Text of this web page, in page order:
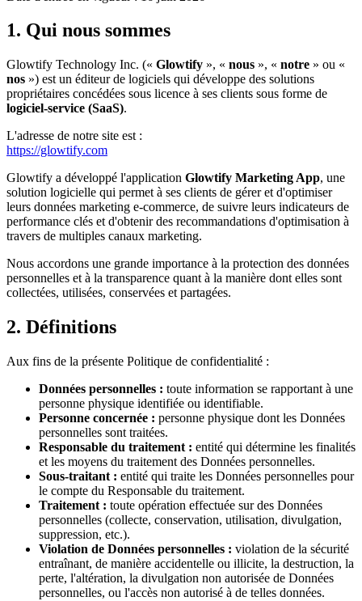
1. Qui nous sommes
Glowtify Technology Inc. (« Glowtify », « nous », « notre » ou «
nos ») est un éditeur de logiciels qui développe des solutions
propriétaires concédées sous licence à ses clients sous forme de
logiciel-service (SaaS).
L'adresse de notre site est :
https://glowtify.com
Glowtify a développé l'application Glowtify Marketing App, une
solution logicielle qui permet à ses clients de gérer et d'optimiser
leurs données marketing e-commerce, de suivre leurs indicateurs de
performance clés et d'obtenir des recommandations d'optimisation à
travers de multiples canaux marketing.
Nous accordons une grande importance à la protection des données
personnelles et à la transparence quant à la manière dont elles sont
collectées, utilisées, conservées et partagées.
2. Définitions
Aux fins de la présente Politique de confidentialité :
Données personnelles : toute information se rapportant à une
personne physique identifiée ou identifiable.
Personne concernée : personne physique dont les Données
personnelles sont traitées.
Responsable du traitement : entité qui détermine les finalités
et les moyens du traitement des Données personnelles.
Sous-traitant : entité qui traite les Données personnelles pour
le compte du Responsable du traitement.
Traitement : toute opération effectuée sur des Données
personnelles (collecte, conservation, utilisation, divulgation,
suppression, etc.).
Violation de Données personnelles : violation de la sécurité
entraînant, de manière accidentelle ou illicite, la destruction, la
perte, l'altération, la divulgation non autorisée de Données
personnelles, ou l'accès non autorisé à de telles données.